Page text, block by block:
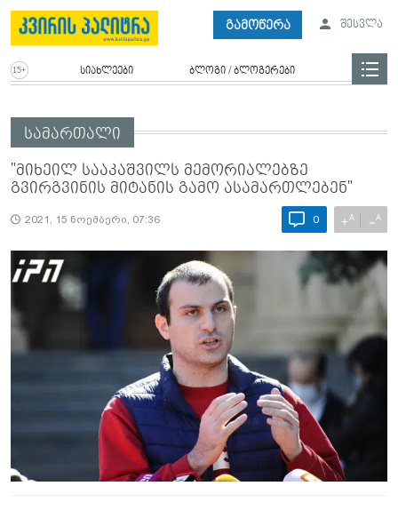
გამოწერა შესვლა
სიახლეები ბლოგი / ბლოგერები
სამართალი
"მიხეილ სააკაშვილს მემორიალებზე
გვირგვინის მიტანის გამო ასამართლებენ"
2021, 15 ნოემბერი, 07:36 0 +A −A